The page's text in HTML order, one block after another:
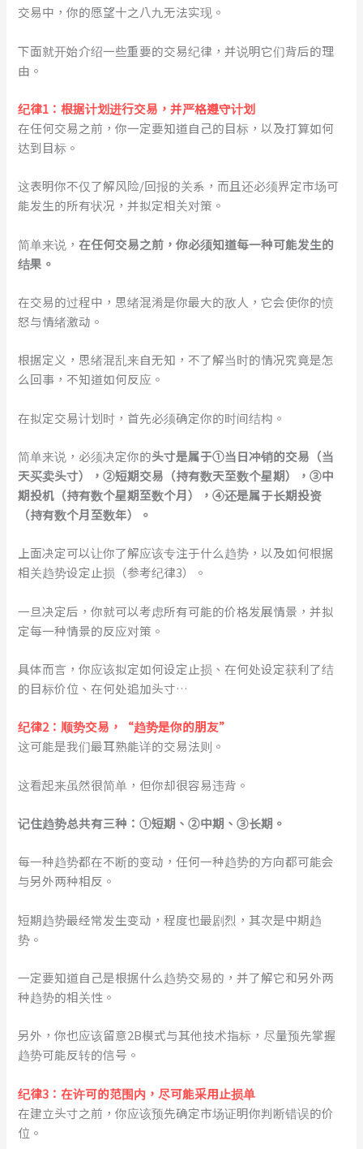
交易中，你的愿望十之八九无法实现。
下面就开始介绍一些重要的交易纪律，并说明它们背后的理
由。
纪律1：根据计划进行交易，并严格遵守计划
在任何交易之前，你一定要知道自己的目标，以及打算如何
达到目标。
这表明你不仅了解风险/回报的关系，而且还必须界定市场可
能发生的所有状况，并拟定相关对策。
简单来说， 在任何交易之前，你必须知道每一种可能发生的
结果。
在交易的过程中，思绪混淆是你最大的敌人，它会使你的愤
怒与情绪激动。
根据定义，思绪混乱来自无知，不了解当时的情况究竟是怎
么回事，不知道如何反应。
在拟定交易计划时，首先必须确定你的时间结构。
简单来说，必须决定你的头寸是属于①当日冲销的交易（当
天买卖头寸），②短期交易（持有数天至数个星期），③中
期投机（持有数个星期至数个月），④还是属于长期投资
（持有数个月至数年）。
上面决定可以让你了解应该专注于什么趋势，以及如何根据
相关趋势设定止损（参考纪律3）。
一旦决定后，你就可以考虑所有可能的价格发展情景，并拟
定每一种情景的反应对策。
具体而言，你应该拟定如何设定止损、在何处设定获利了结
的目标价位、在何处追加头寸…
纪律2：顺势交易，“趋势是你的朋友”
这可能是我们最耳熟能详的交易法则。
这看起来虽然很简单，但你却很容易违背。
记住趋势总共有三种：①短期、②中期、③长期。
每一种趋势都在不断的变动，任何一种趋势的方向都可能会
与另外两种相反。
短期趋势最经常发生变动，程度也最剧烈，其次是中期趋
势。
一定要知道自己是根据什么趋势交易的，并了解它和另外两
种趋势的相关性。
另外，你也应该留意2B模式与其他技术指标，尽量预先掌握
趋势可能反转的信号。
纪律3：在许可的范围内，尽可能采用止损单
在建立头寸之前，你应该预先确定市场证明你判断错误的价
位。